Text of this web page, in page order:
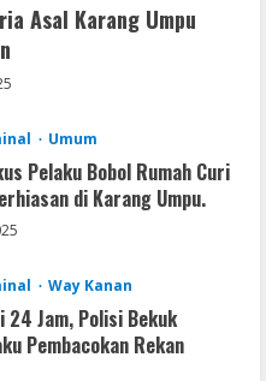
Setup ENG Frее
exe (x86-x64) Latest
Lite Installer EXE
Asal Karang Umpu
Umum
Pelaku Bobol Rumah Curi
di Karang Umpu.
Way Kanan
24 Jam, Polisi Bekuk
Pembacokan Rekan